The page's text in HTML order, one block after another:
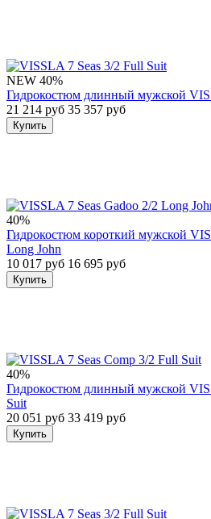
NEW 40%
Гидрокостюм длинный мужской
21 214 руб 35 357 руб
Купить
40%
Гидрокостюм короткий мужской
Long John
10 017 руб 16 695 руб
Купить
40%
Гидрокостюм длинный мужской
Suit
20 051 руб 33 419 руб
Купить